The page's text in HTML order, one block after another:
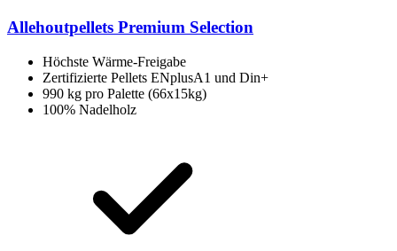
Allehoutpellets Premium Selection
Höchste Wärme-Freigabe
Zertifizierte Pellets ENplusA1 und Din+
990 kg pro Palette (66x15kg)
100% Nadelholz